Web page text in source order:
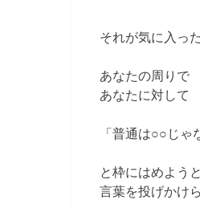
それが気に入っ
あなたの周りで
あなたに対して
「普通は○○じゃ
と枠にはめよう
言葉を投げかけ